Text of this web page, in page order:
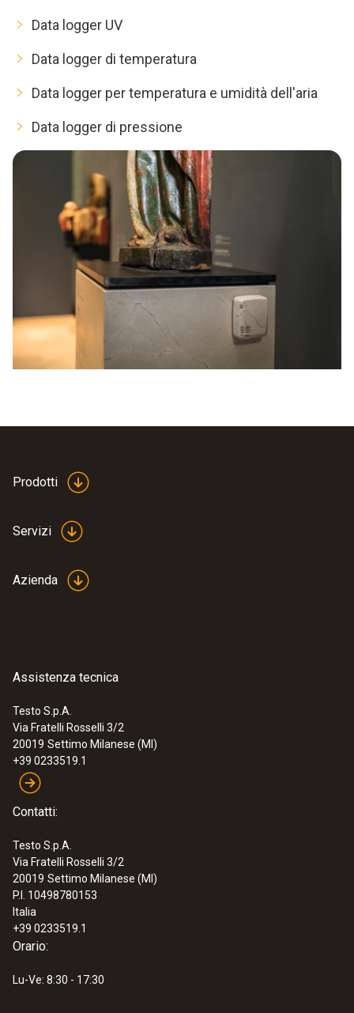
Data logger UV
Data logger di temperatura
Data logger per temperatura e umidità dell'aria
Data logger di pressione
Prodotti
Servizi
Azienda
Assistenza tecnica
Testo S.p.A.
Via Fratelli Rosselli 3/2
20019 Settimo Milanese (MI)
+39 0233519.1
Contatti:
Testo S.p.A.
Via Fratelli Rosselli 3/2
20019 Settimo Milanese (MI)
P.I. 10498780153
Italia
+39 0233519.1
Orario:
Lu-Ve: 8:30 - 17:30